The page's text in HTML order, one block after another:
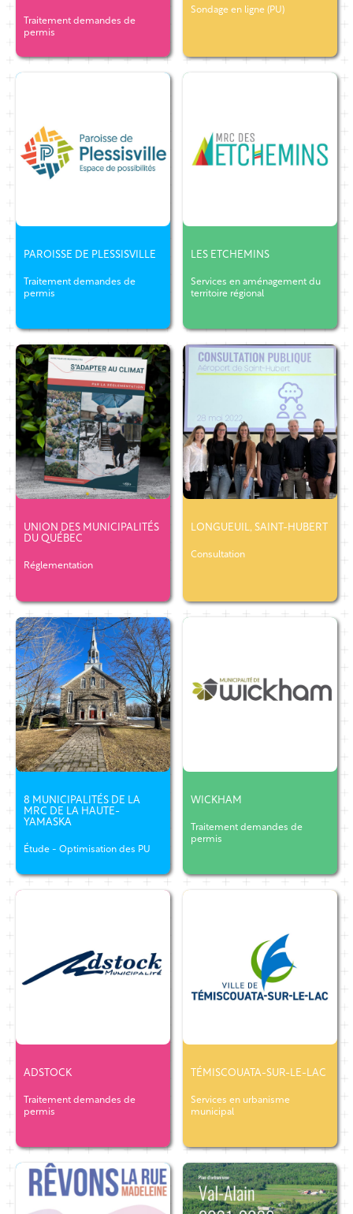
Traitement demandes de
permis
Sondage en ligne (PU)
PAROISSE DE PLESSISVILLE
Traitement demandes de
permis
LES ETCHEMINS
Services en aménagement du
territoire régional
UNION DES MUNICIPALITÉS
DU QUÉBEC
Réglementation
LONGUEUIL, SAINT-HUBERT
Consultation
8 MUNICIPALITÉS DE LA
MRC DE LA HAUTE-
YAMASKA
Étude - Optimisation des PU
WICKHAM
Traitement demandes de
permis
ADSTOCK
Traitement demandes de
permis
TÉMISCOUATA-SUR-LE-LAC
Services en urbanisme
municipal